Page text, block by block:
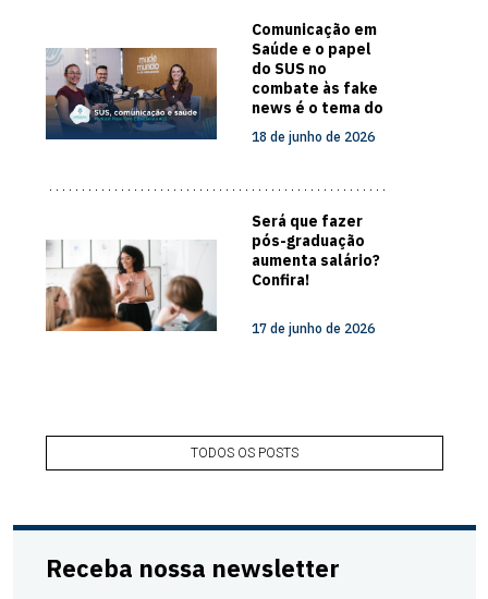
Comunicação em
Saúde e o papel
do SUS no
combate às fake
news é o tema do
novo episódio do
Papo com
18 de junho de 2026
Será que fazer
pós-graduação
aumenta salário?
Confira!
17 de junho de 2026
TODOS OS POSTS
Receba nossa newsletter